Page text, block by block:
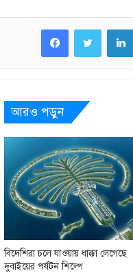
আরও পড়ুন
বিদেশিরা চলে যাওয়ায় ধাক্কা লেগেছে
দুবাইয়ের পর্যটন শিল্পে